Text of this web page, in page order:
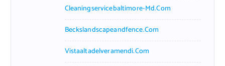
Cleaningservicebaltimore-Md.com
Beckslandscapeandfence.com
Vistaaltadelveramendi.com